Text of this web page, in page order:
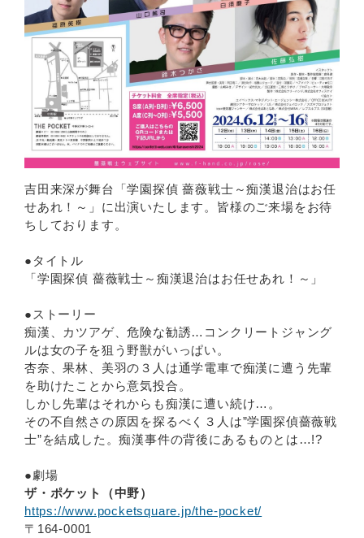
吉田来深が舞台「学園探偵 薔薇戦士～痴漢退治はお任
せあれ！～」に出演いたします。皆様のご来場をお待
ちしております。
●タイトル
「学園探偵 薔薇戦士～痴漢退治はお任せあれ！～」
●ストーリー
痴漢、カツアゲ、危険な勧誘…コンクリートジャング
ルは女の子を狙う野獣がいっぱい。
杏奈、果林、美羽の３人は通学電車で痴漢に遭う先輩
を助けたことから意気投合。
しかし先輩はそれからも痴漢に遭い続け…。
その不自然さの原因を探るべく３人は”学園探偵薔薇戦
士”を結成した。痴漢事件の背後にあるものとは…!?
●劇場
ザ・ポケット（中野）
https://www.pocketsquare.jp/the-pocket/
〒164-0001